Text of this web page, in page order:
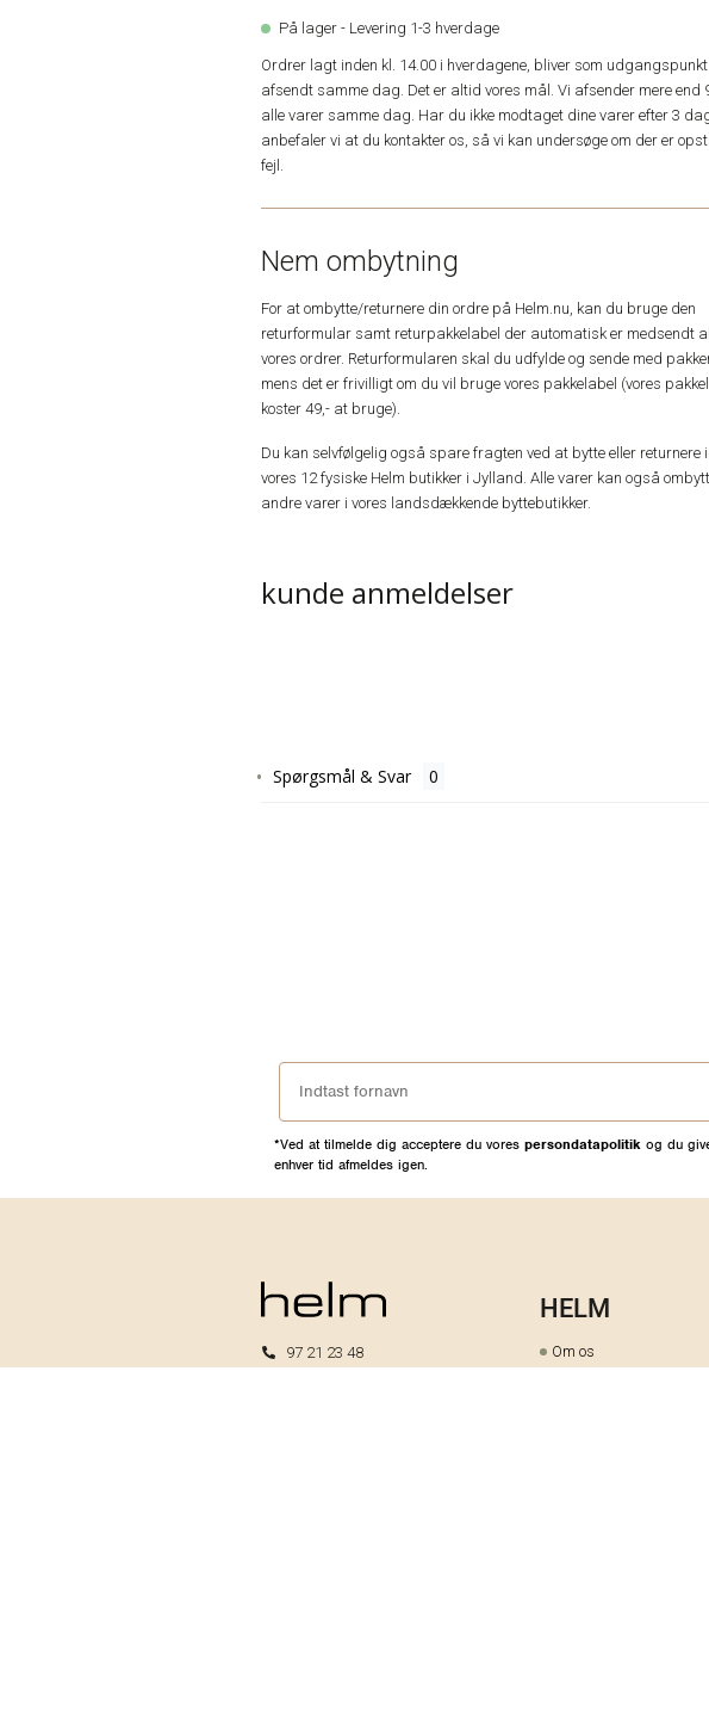
På lager - Levering 1-3 hverdage
Ordrer lagt inden kl. 14.00 i hverdagene, bliver som udgangspunkt
afsendt samme dag. Det er altid vores mål. Vi afsender mere end
alle varer samme dag. Har du ikke modtaget dine varer efter 3
anbefaler vi at du kontakter os, så vi kan undersøge om der er
fejl.
Nem ombytning
For at ombytte/returnere din ordre på Helm.nu, kan du bruge den
returformular samt returpakkelabel der automatisk er medsendt
vores ordrer. Returformularen skal du udfylde og sende med
mens det er frivilligt om du vil bruge vores pakkelabel (vores
koster 49,- at bruge).
Du kan selvfølgelig også spare fragten ved at bytte eller returnere
vores 12 fysiske Helm butikker i Jylland. Alle varer kan også
andre varer i vores landsdækkende byttebutikker.
kunde anmeldelser
Spørgsmål & Svar
*Ved at tilmelde dig acceptere du vores persondatapolitik og du
enhver tid afmeldes igen.
97 21 23 48
HELM
Om os